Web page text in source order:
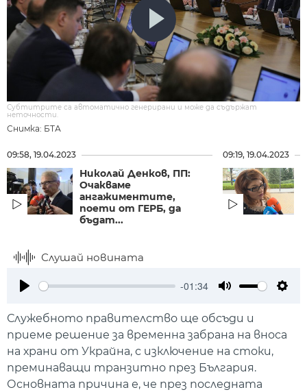
Снимка: БТА
Субтитрите са автоматично генерирани и може да съдържат
неточности.
09:58, 19.04.2023
Николай Денков, ПП:
Очакваме
ангажиментите,
поети от ГЕРБ, да
бъдат...
09:19, 19.04.2023
Слушай новината
-01:34
Служебното правителство ще обсъди и
приеме решение за временна забрана на вноса
на храни от Украйна, с изключение на стоки,
преминаващи транзитно през България.
Основната причина е, че през последната